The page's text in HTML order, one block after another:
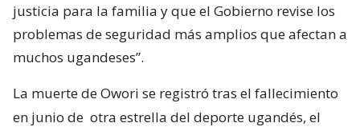
justicia para la familia y que el Gobierno revise los
problemas de seguridad más amplios que afectan a
muchos ugandeses”.
La muerte de Owori se registró tras el fallecimiento
en junio de otra estrella del deporte ugandés, el